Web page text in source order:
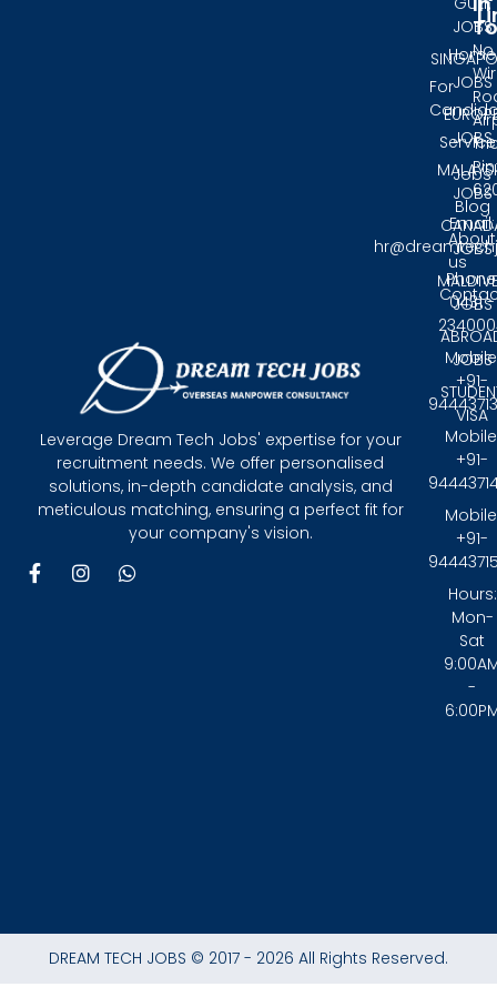
Leverage Dream Tech Jobs' expertise for your
recruitment needs. We offer personalised
solutions, in-depth candidate analysis, and
meticulous matching, ensuring a perfect fit for
your company's vision.
F
a
I
W
JOBS
JOBS
JOBS
JOBS
JOBS
JOBS
JOBS
VISA
Home
For
Jobs
Blog
About
us
Pin:
Email:
0431 -
+91-
+91-
+91-
Hours:
Mon-
Sat
-
DREAM TECH JOBS © 2017 - 2026 All Rights Reserved.